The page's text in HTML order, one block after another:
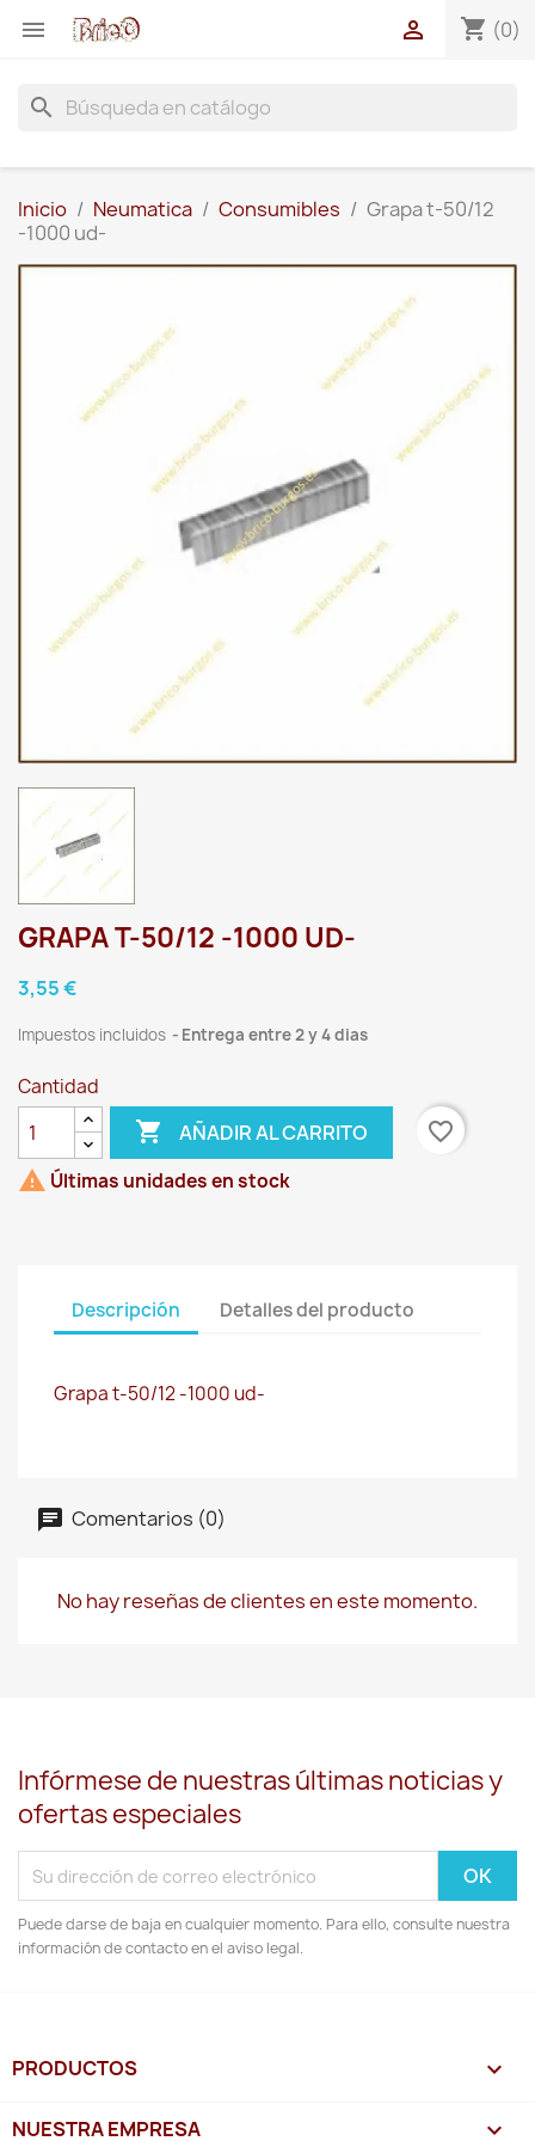
 shopping_cart (0)

search
Inicio Neumatica Consumibles
Grapa t-50/12
-1000 ud-
GRAPA T-50/12 -1000 UD-
3,55 €
Impuestos incluidos Entrega entre 2 y 4 dias
Cantidad
 AÑADIR AL CARRITO
favorite_border
 Últimas unidades en stock
Descripción Detalles del producto
Grapa t-50/12 -1000 ud-
Comentarios (0)
No hay reseñas de clientes en este momento.
Infórmese de nuestras últimas noticias y
ofertas especiales
Puede darse de baja en cualquier momento. Para ello, consulte nuestra
información de contacto en el aviso legal.
PRODUCTOS 
NUESTRA EMPRESA 